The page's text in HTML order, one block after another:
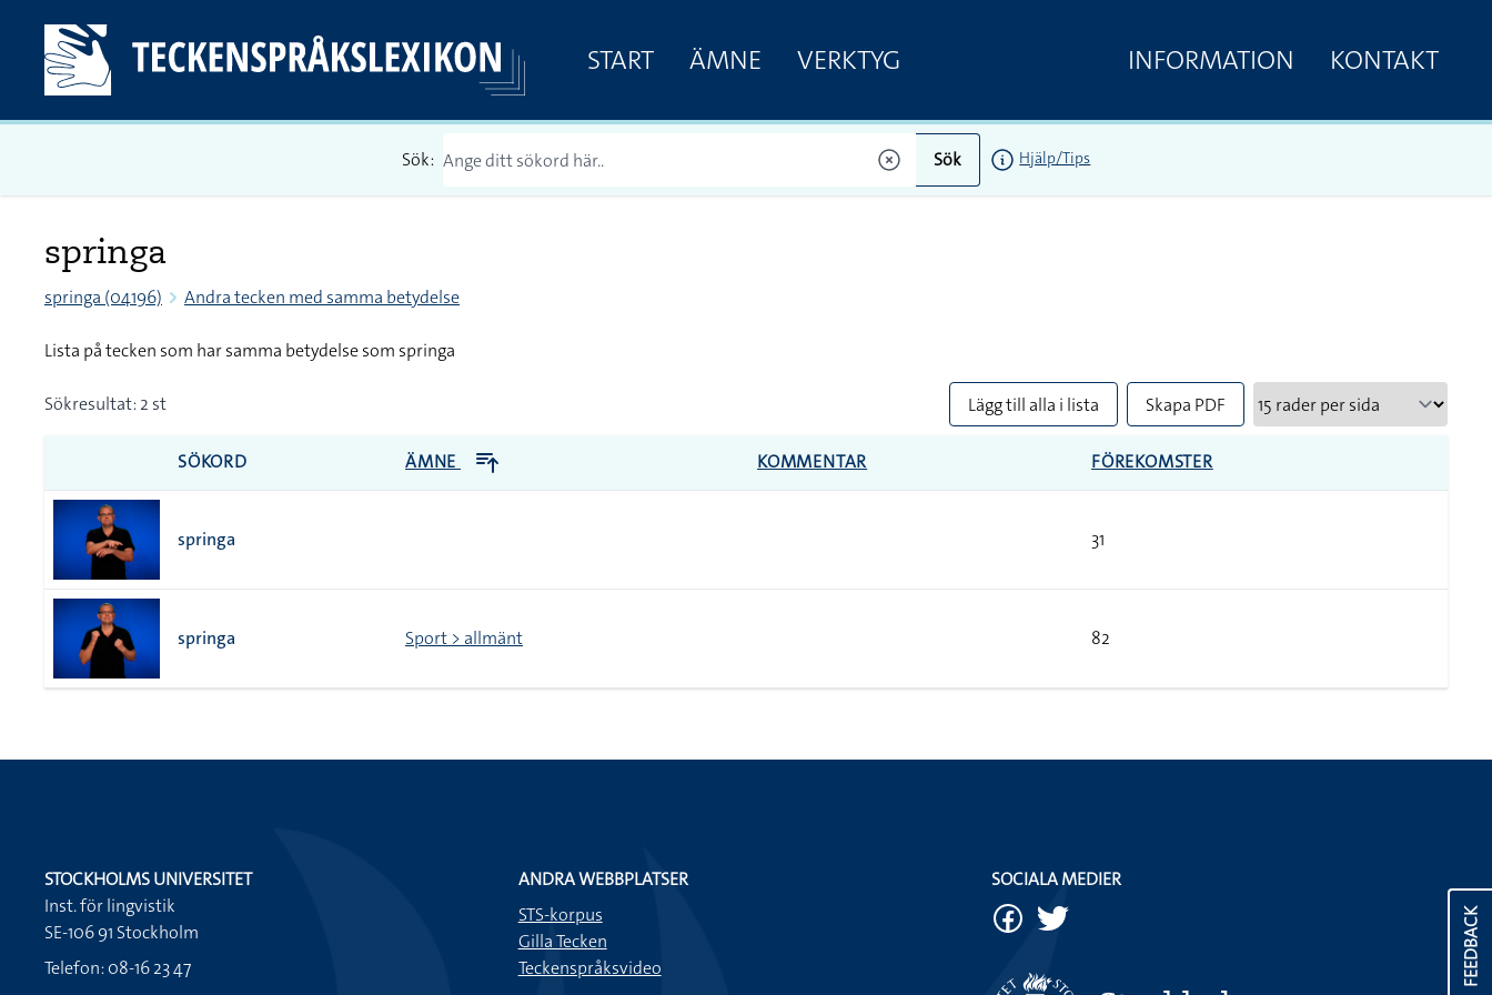
START ÄMNE VERKTYG INFORMATION KONTAKT
Sök: Sök Hjälp/Tips
springa
springa (04196) Andra tecken med samma betydelse
Lista på tecken som har samma betydelse som springa
Sökresultat: 2 st Lägg till alla i lista Skapa PDF
SÖKORD ÄMNE KOMMENTAR FÖREKOMSTER
springa 31
springa Sport > allmänt 82
FEEDBACK
STOCKHOLMS UNIVERSITET
Inst. för lingvistik
SE-106 91 Stockholm
Telefon: 08-16 23 47
ANDRA WEBBPLATSER
STS-korpus
Gilla Tecken
Teckenspråksvideo
SOCIALA MEDIER